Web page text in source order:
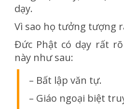
dạy.
Vì sao họ tưởng tượng
Đức Phật có dạy rất
này như sau:
– Bất lập văn tự.
– Giáo ngoại biệt